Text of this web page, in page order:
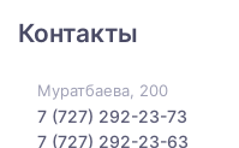
Контакты
Муратбаева, 200
7 (727) 292-23-73
7 (727) 292-23-63